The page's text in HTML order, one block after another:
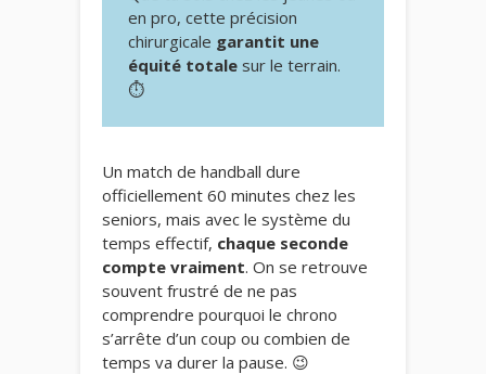
en pro, cette précision
chirurgicale garantit une
équité totale sur le terrain.
⏱️
Un match de handball dure
officiellement 60 minutes chez les
seniors, mais avec le système du
temps effectif, chaque seconde
compte vraiment. On se retrouve
souvent frustré de ne pas
comprendre pourquoi le chrono
s’arrête d’un coup ou combien de
temps va durer la pause. 😉